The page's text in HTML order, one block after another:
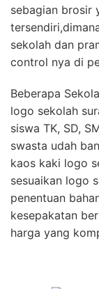
sebagian brosir
sekolah dan
control nya di
Beberapa
logo sekolah
siswa TK, SD,
swasta udah
kaos kaki logo
sesuaikan logo
penentuan
kesepakatan
harga yang